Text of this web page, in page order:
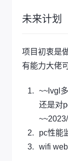
未来计划
项目初衷是
有能力大佬
~~lvgl
还是对
pc性能
wifi